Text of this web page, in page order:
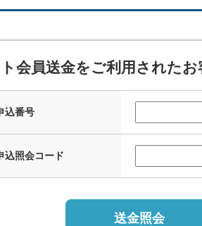
会員送金をご利用されたお
込番号
込照会コード
送金照会